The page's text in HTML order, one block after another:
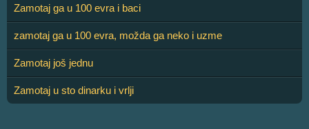
Zamotaj ga u 100 evra i baci
zamotaj ga u 100 evra, možda ga neko i uzme
Zamotaj još jednu
Zamotaj u sto dinarku i vrlji